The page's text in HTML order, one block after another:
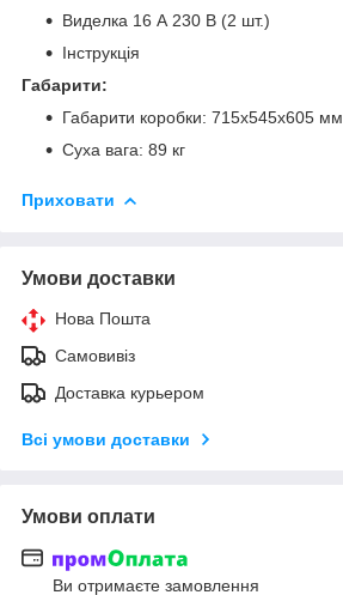
Виделка 16 А 230 В (2 шт.)
Інструкція
Габарити:
Габарити коробки: 715x545x605 мм
Суха вага: 89 кг
Приховати
Умови доставки
Нова Пошта
Самовивіз
Доставка курьером
Всі умови доставки
Умови оплати
Ви отримаєте замовлення